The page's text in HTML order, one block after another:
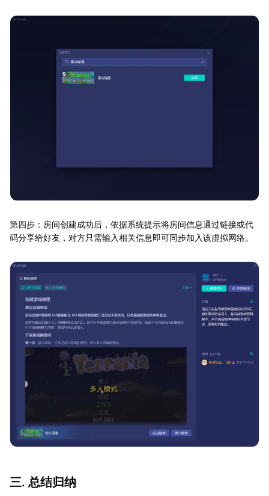
第四步：房间创建成功后，依据系统提示将房间信息通过链接或代
码分享给好友，对方只需输入相关信息即可同步加入该虚拟网络。
三. 总结归纳